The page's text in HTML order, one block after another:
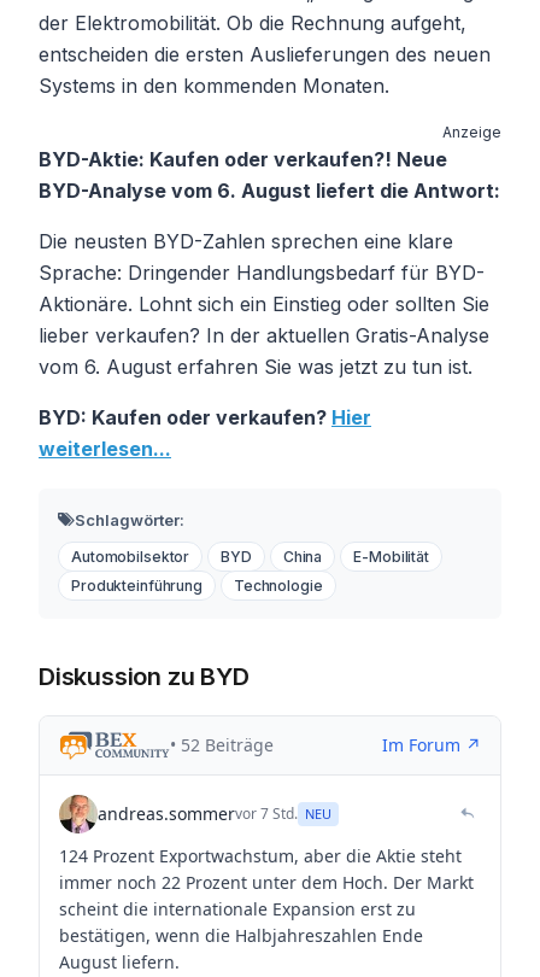
der Elektromobilität. Ob die Rechnung aufgeht,
entscheiden die ersten Auslieferungen des neuen
Systems in den kommenden Monaten.
Anzeige
BYD-Aktie: Kaufen oder verkaufen?! Neue
BYD-Analyse vom 6. August liefert die Antwort:
Die neusten BYD-Zahlen sprechen eine klare
Sprache: Dringender Handlungsbedarf für BYD-
Aktionäre. Lohnt sich ein Einstieg oder sollten Sie
lieber verkaufen? In der aktuellen Gratis-Analyse
vom 6. August erfahren Sie was jetzt zu tun ist.
BYD: Kaufen oder verkaufen? Hier
weiterlesen...
Schlagwörter:
Automobilsektor BYD China
E-Mobilität
Produkteinführung
Technologie
Diskussion zu BYD